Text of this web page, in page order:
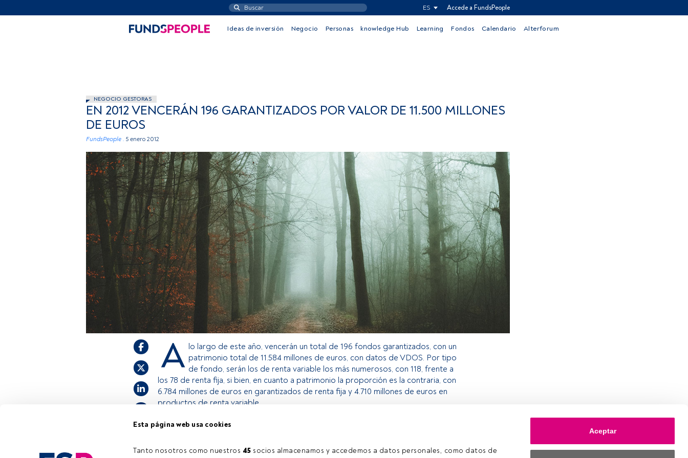
Esta página web usa cookies
Tanto nosotros como nuestros 45 socios almacenamos y accedemos a datos personales, como datos de
Aceptar
ES Accede a FundsPeople
Ideas de inversión Negocio Personas knowledge Hub Learning Fondos Calendario Alterforum
NEGOCIO GESTORAS
EN 2012 VENCERÁN 196 GARANTIZADOS POR VALOR DE 11.500 MILLONES
DE EUROS
FundsPeople . 5 enero 2012
A lo largo de este año, vencerán un total de 196 fondos garantizados, con un
patrimonio total de 11.584 millones de euros, con datos de VDOS. Por tipo
de fondo, serán los de renta variable los más numerosos, con 118, frente a
los 78 de renta fija, si bien, en cuanto a patrimonio la proporción es la contraria, con
6.784 millones de euros en garantizados de renta fija y 4.710 millones de euros en
productos de renta variable.
estás registrado, accede desde el botón Login. Si aún no tienes cuenta, te